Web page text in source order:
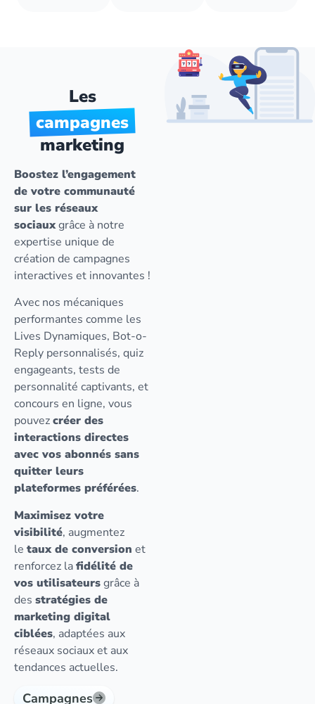
Les
campagnes
marketing
Boostez l’engagement
de votre communauté
sur les réseaux
sociauxgrâce à notre
expertise unique de
création de campagnes
interactives et innovantes !
Avec nos mécaniques
performantes comme les
Lives Dynamiques, Bot-o-
Reply personnalisés, quiz
engageants, tests de
personnalité captivants, et
concours en ligne, vous
pouvezcréer des
interactions directes
avec vos abonnés sans
quitter leurs
plateformes préférées.
Maximisez votre
visibilité, augmentez
le taux de conversion et
renforcez lafidélité de
vos utilisateursgrâce à
des stratégies de
marketing digital
ciblées, adaptées aux
réseaux sociaux et aux
tendances actuelles.
Campagnes